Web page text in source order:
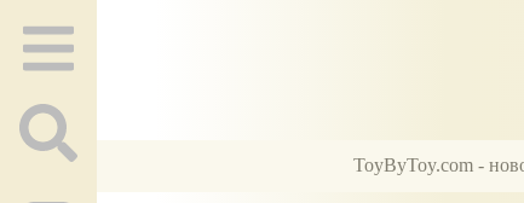
ToyByToy.com -